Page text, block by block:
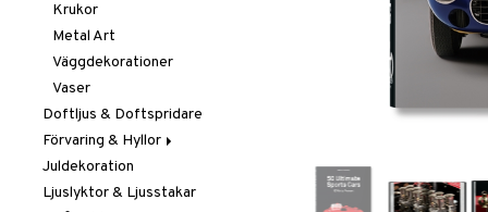
Krukor
Metal Art
Väggdekorationer
Vaser
Doftljus & Doftspridare
Förvaring & Hyllor
Hängare & Krokar
Hyllor
Juldekoration
Ljuslyktor & Ljusstakar